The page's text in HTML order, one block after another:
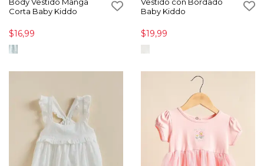
Corta Baby Kiddo
$16,99
Baby Kiddo
$19,99